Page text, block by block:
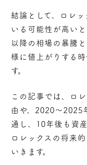
結論として、ロレ
いる可能性が高い
以降の相場の暴騰
様に値上がりする
す。
この記事では、ロ
由や、2020〜2025
通し、10年後も資
ロレックスの将来
いきます。